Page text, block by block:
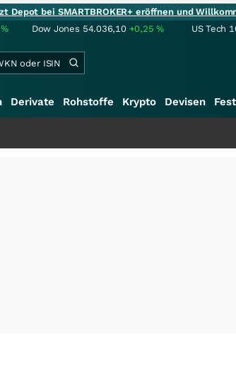
Depot bei SMARTBROKER+ eröffnen und
% Dow Jones 54.036,10 +0,25% US Tech
Derivate Rohstoffe Krypto Devisen